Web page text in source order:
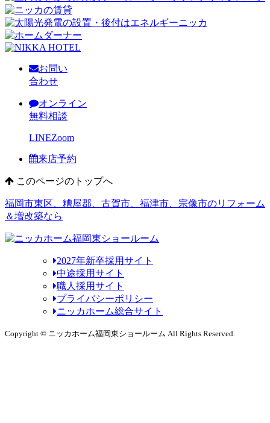
お問い
合わせ
オンライン
無料相談
LINEZoom
来店予約
このページのトップへ
福岡市東区、糟屋郡、古賀市、福津市、宗像市のリフォーム
＆増改築なら
2027年新卒採用サイト
中途採用サイト
職人採用サイト
プライバシーポリシー
ニッカホーム総合サイト
Copyright © ニッカホーム福岡東ショールーム All Rights Reserved.